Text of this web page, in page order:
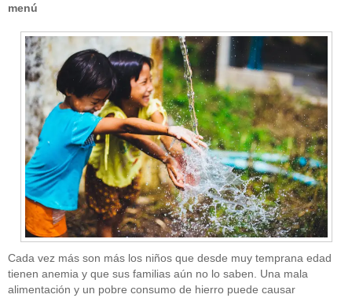
menú
Cada vez más son más los niños que desde muy temprana edad
tienen anemia y que sus familias aún no lo saben. Una mala
alimentación y un pobre consumo de hierro puede causar